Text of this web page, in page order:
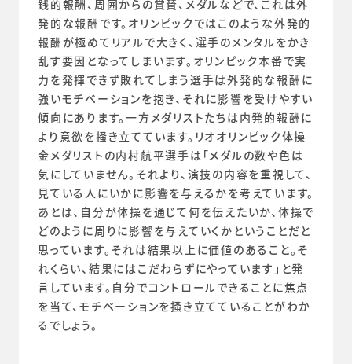
銭的報酬、周囲からの賞賛、メダルなどで、これは外
発的な報酬です。オリンピックではこのような外発的
報酬が極めてリアルで大きく、選手のメンタルをかき
乱す要因となってしまいます。オリンピック本番で実
力を発揮できず敗れてしまう選手は外発的な報酬に
強いモチベーションを抱き、それに影響を受けやすい
傾向にあります。一方メダリストたちは内発的報酬に
より意欲を掻き立てています。リオオリンピック体操
金メダリストの内村航平選手は「メダルの数や色は
気にしていません。それより、演技の内容を重視して、
見ている人にいかに影響を与えるかを考えています。
あとは、自分が体操を通じて何を伝えたいか、体操で
どのように周りに影響を与えていくかということだと
思っています。それは結果以上に価値のあること。そ
れくらい、結果にはこだわらずにやっています」と発
言しています。自分でコントロールできることに焦点
を当て、モチベーションを掻き立てていることがわか
るでしょう。